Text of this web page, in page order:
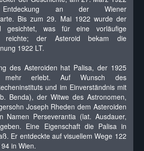
an der Wiener
Bis zum 29. Mai 1922 wurde der
gesichtet, was für eine vorläufige
reichte; der Asteroid bekam die
1922 LT.
des Asteroiden hat Palisa, der 1925
mehr erlebt. Auf Wunsch des
und im Einverständnis mit
Benda), der Witwe des Astronomen,
Joseph Rheden dem Asteroiden
Namen Perseverantia (lat. Ausdauer,
Eine Eigenschaft die Palisa in
Er entdeckte auf visuellem Wege 122
in Wien.